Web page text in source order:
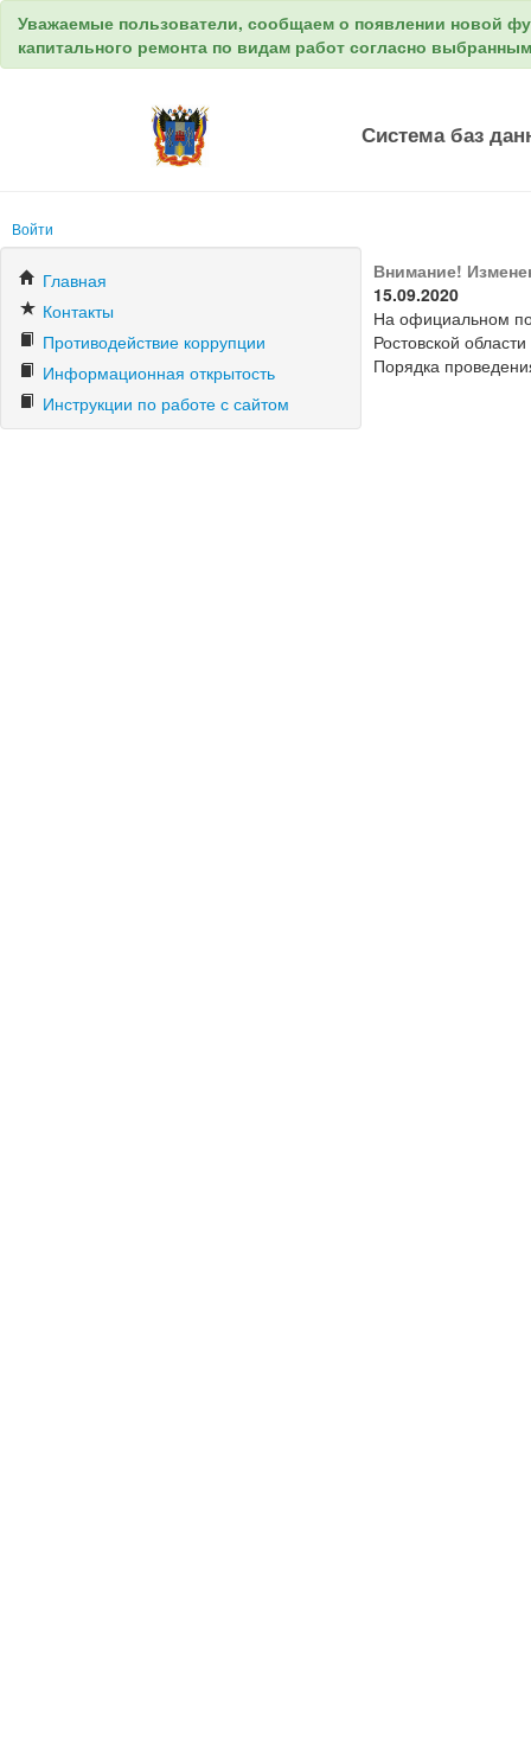
Уважаемые пользователи, сообщаем о появлении новой
капитального ремонта по видам работ согласно
Система баз
Войти
Главная
Контакты
Противодействие коррупции
Информационная открытость
Инструкции по работе с сайтом
Внимание!
15.09.2020
На официальном
Ростовской
Порядка